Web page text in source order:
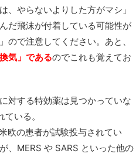
、やらないよりした方がマシ」
だ飛沫が付着している可能性が
」ので注意してください。あと、
気」であるのでこれも覚えてお
対する特効薬は見つかっていな
いる。
欧の患者が試験投与されてい
、MERS や SARS といった他の